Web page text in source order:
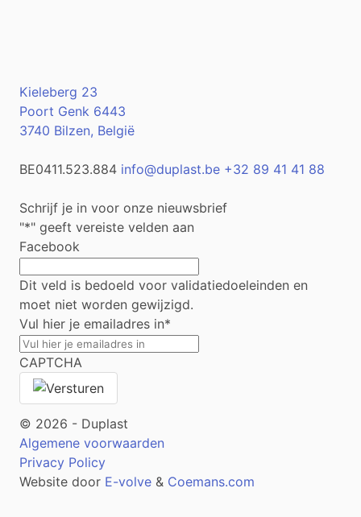
Kieleberg 23
Poort Genk 6443
3740 Bilzen, België
BE0411.523.884 info@duplast.be +32 89 41 41 88
Schrijf je in voor onze nieuwsbrief
"*" geeft vereiste velden aan
Facebook
Dit veld is bedoeld voor validatiedoeleinden en
moet niet worden gewijzigd.
Vul hier je emailadres in*
CAPTCHA
© 2026 - Duplast
Algemene voorwaarden
Privacy Policy
Website door E-volve & Coemans.com